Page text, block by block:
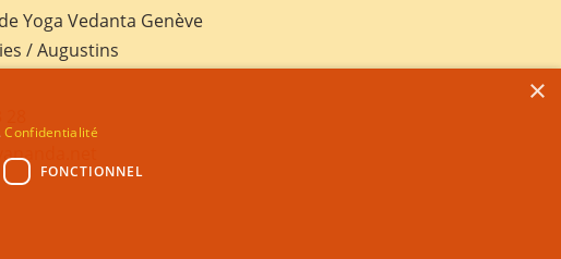
Yoga Vedanta Genève
/ Augustins
×
Confidentialité
FONCTIONNEL